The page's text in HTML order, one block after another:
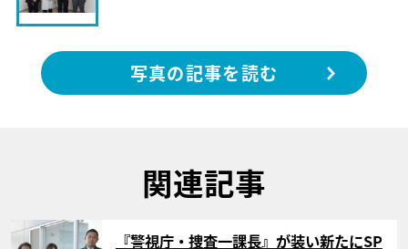
写真の記事を読む
関連記事
『警視庁・捜査一課長』が装い新たにSP